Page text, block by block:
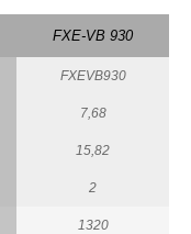
FXE-VB 930
FXEVB930
7,68
15,82
2
1320